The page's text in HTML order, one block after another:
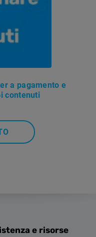
a pagamento e
contenuti
e risorse